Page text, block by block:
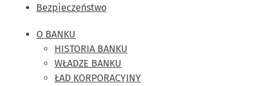
Bezpieczeństwo
O BANKU
HISTORIA BANKU
WŁADZE BANKU
ŁAD KORPORACYJNY